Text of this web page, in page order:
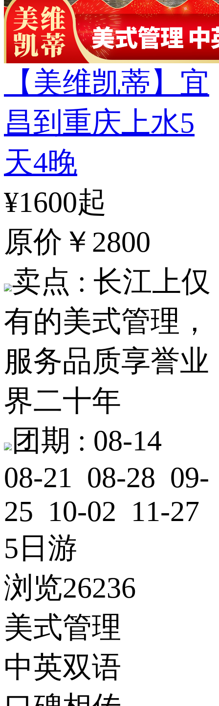
【美维凯蒂】宜
昌到重庆上水5
天4晚
¥1600起
原价 ￥2800
卖点 : 长江上仅
有的美式管理，
服务品质享誉业
界二十年
团期 : 08-14
08-21 08-28 09-
25 10-02 11-27
5日游
浏览26236
美式管理
中英双语